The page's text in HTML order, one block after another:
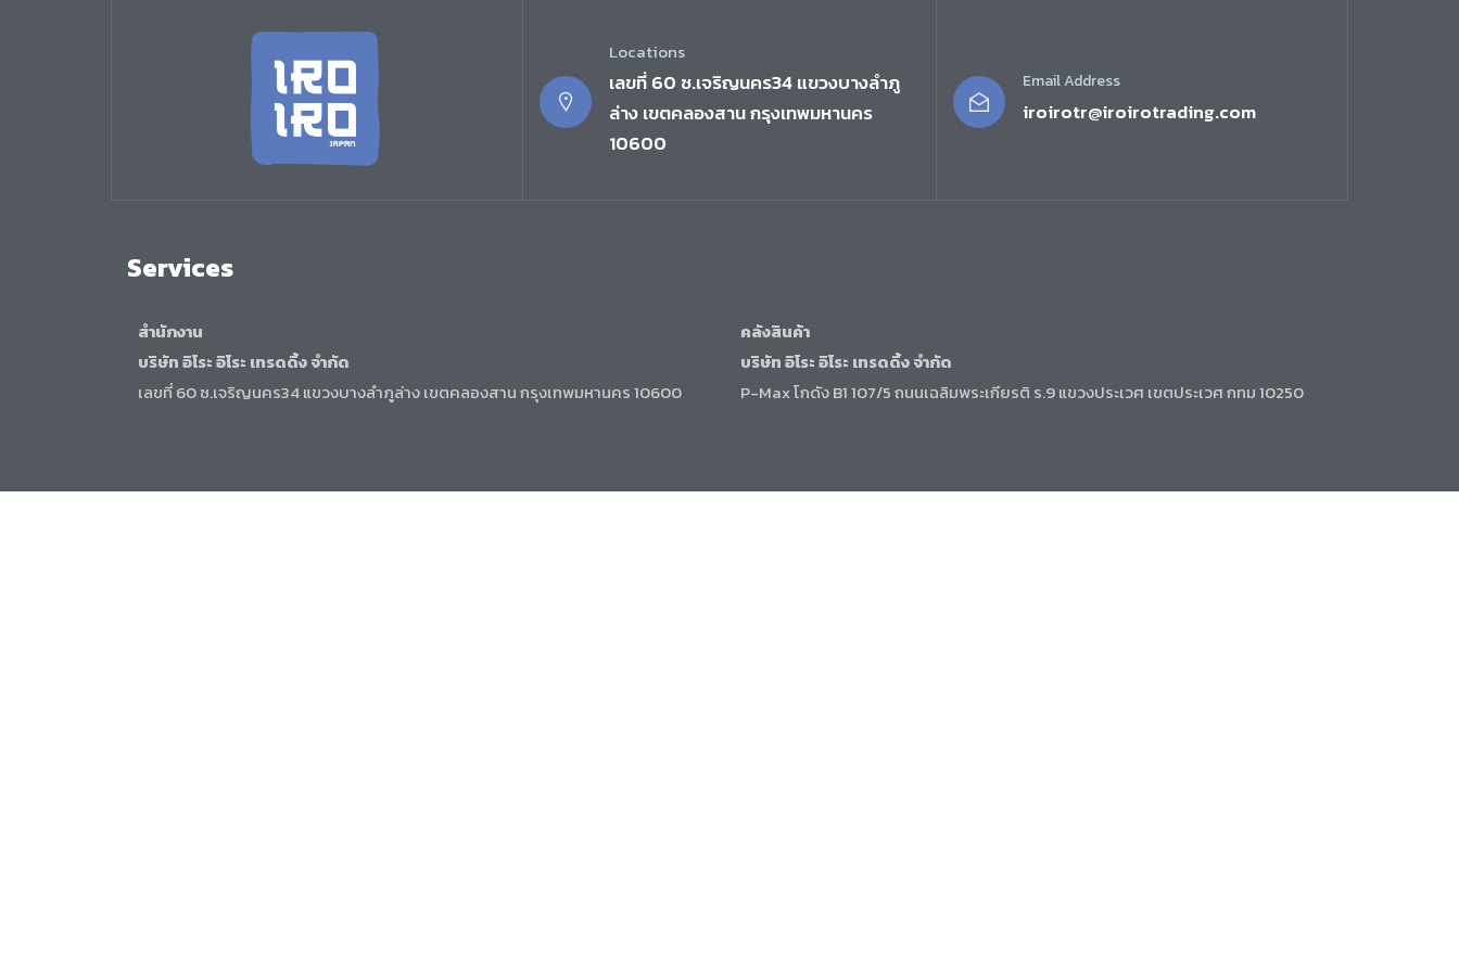
Locations
เลขที่ 60 ซ.เจริญนคร34 แขวงบางลำภู
ล่าง เขตคลองสาน กรุงเทพมหานคร
10600
Email Address
iroirotr@iroirotrading.com
Services
สำนักงาน
บริษัท อิโระ อิโระ เทรดดิ้ง จำกัด
เลขที่ 60 ซ.เจริญนคร34 แขวงบางลำภูล่าง เขตคลองสาน กรุงเทพมหานคร 10600
คลังสินค้า
บริษัท อิโระ อิโระ เทรดดิ้ง จำกัด
P-Max โกดัง B1 107/5 ถนนเฉลิมพระเกียรติ ร.9 แขวงประเวศ เขตประเวศ กทม 10250